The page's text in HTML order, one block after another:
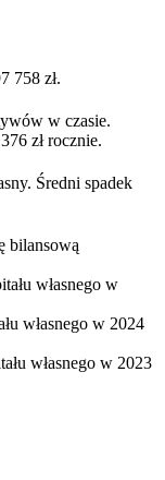
758 zł.
w czasie.
zł rocznie.
Średni spadek
bilansową
własnego w
własnego w 2024
własnego w 2023